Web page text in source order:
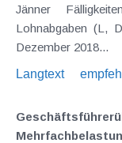
Jänner
Lohnabgaben (L,
Dezember 2018...
Langtext